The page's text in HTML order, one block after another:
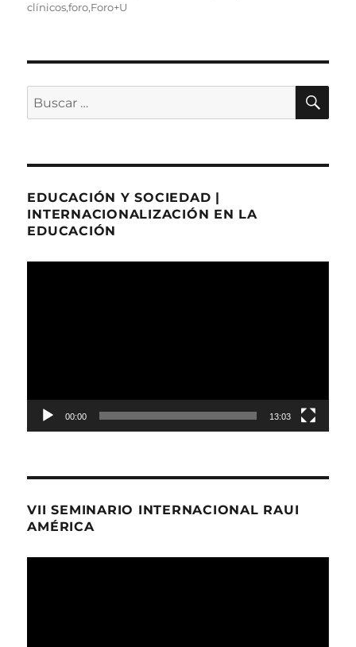
clínicos,foro,Foro+U
Buscar
por:
EDUCACIÓN Y SOCIEDAD |
INTERNACIONALIZACIÓN EN LA
EDUCACIÓN
00:00 13:03
VII SEMINARIO INTERNACIONAL RAUI
AMÉRICA